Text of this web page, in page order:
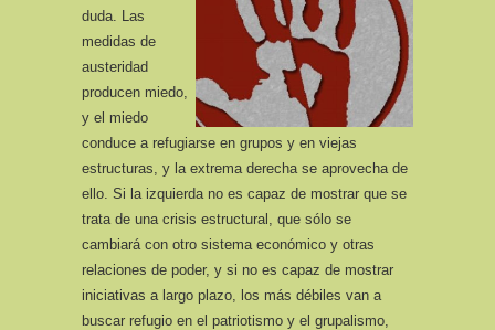
duda. Las
medidas de
austeridad
producen miedo,
y el miedo
conduce a refugiarse en grupos y en viejas
estructuras, y la extrema derecha se aprovecha de
ello. Si la izquierda no es capaz de mostrar que se
trata de una crisis estructural, que sólo se
cambiará con otro sistema económico y otras
relaciones de poder, y si no es capaz de mostrar
iniciativas a largo plazo, los más débiles van a
buscar refugio en el patriotismo y el grupalismo,